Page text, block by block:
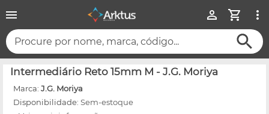
Procure por nome, marca, código...
Intermediário Reto 15mm M - J.G. Moriya
Marca: J.G. Moriya
Disponibilidade: Sem-estoque